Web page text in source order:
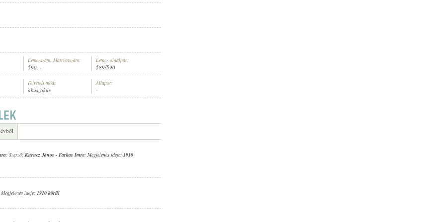
Lemezszám, Matricaszám:
590, -
Lemez oldalpár:
589/590
Felvételi mód:
akusztikus
Állapot:
-
; Szerző: Kurucz János - Farkas Imre; Megjelenés ideje: 1910
ideje: 1910 körül